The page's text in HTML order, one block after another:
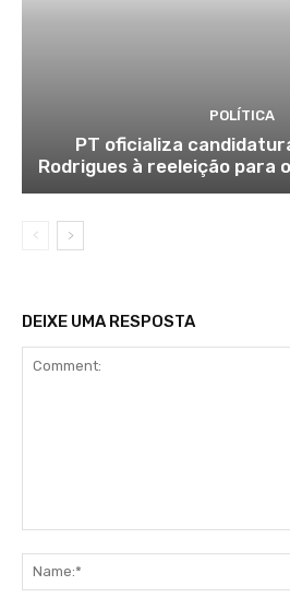
POLÍTICA
PT oficializa
Rodrigues à reeleição para
DEIXE UMA RESPOSTA